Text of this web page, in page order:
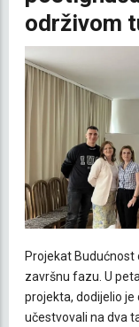
održivom
Projekat Budućnost
završnu fazu. U
projekta, dodijelio
učestvovali na dva